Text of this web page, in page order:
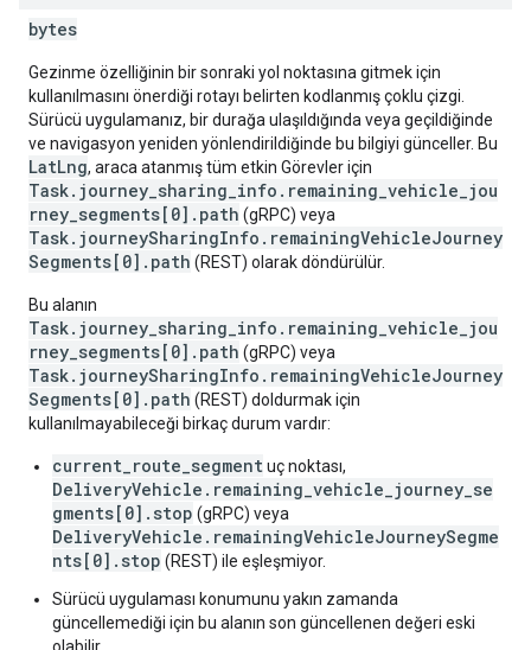
bytes
Gezinme özelliğinin bir sonraki yol noktasına gitmek için
kullanılmasını önerdiği rotayı belirten kodlanmış çoklu çizgi.
Sürücü uygulamanız, bir durağa ulaşıldığında veya geçildiğinde
ve navigasyon yeniden yönlendirildiğinde bu bilgiyi günceller. Bu
LatLng, araca atanmış tüm etkin Görevler için
Task.journey_sharing_info.remaining_vehicle_jou
rney_segments[0].path (gRPC) veya
Task.journeySharingInfo.remainingVehicleJourney
Segments[0].path (REST) olarak döndürülür.
Bu alanın
Task.journey_sharing_info.remaining_vehicle_jou
rney_segments[0].path (gRPC) veya
Task.journeySharingInfo.remainingVehicleJourney
Segments[0].path (REST) doldurmak için
kullanılmayabileceği birkaç durum vardır:
current_route_segmentuç noktası,
DeliveryVehicle.remaining_vehicle_journey_se
gments[0].stop (gRPC) veya
DeliveryVehicle.remainingVehicleJourneySegme
nts[0].stop (REST) ile eşleşmiyor.
Sürücü uygulaması konumunu yakın zamanda
güncellemediği için bu alanın son güncellenen değeri eski